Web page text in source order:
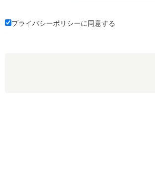
プライバシーポリシーに同意する